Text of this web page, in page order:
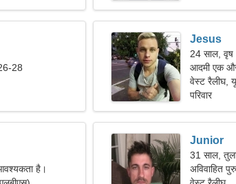
28
Jesus
24 साल, वृष
आदमी एक
वेस्ट रैलीघ,
परिवार
है।
Junior
31 साल,
अविवाहित